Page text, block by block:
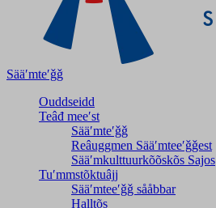
Sääʹmteʹǧǧ
Ouddseidd
Teâđ meeʹst
Sääʹmteʹǧǧ
Reâuggmen Sääʹmteeʹǧǧest
Sääʹmkulttuurkõõskõs Sajos
Tuʹmmstõktuâjj
Sääʹmteeʹǧǧ sååbbar
Halltõs